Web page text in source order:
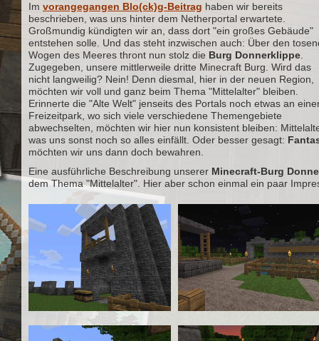
Im vorangegangen Blo(ck)g-Beitrag haben wir bereits
beschrieben, was uns hinter dem Netherportal erwartete.
Großmundig kündigten wir an, dass dort "ein großes Gebäude"
entstehen solle. Und das steht inzwischen auch: Über den
Wogen des Meeres thront nun stolz die Burg Donnerklippe
Zugegeben, unsere mittlerweile dritte Minecraft Burg. Wird das
nicht langweilig? Nein! Denn diesmal, hier in der neuen Region,
möchten wir voll und ganz beim Thema "Mittelalter" bleiben.
Erinnerte die "Alte Welt" jenseits des Portals noch etwas an
Freizeitpark, wo sich viele verschiedene Themengebiete
abwechselten, möchten wir hier nun konsistent bleiben:
was uns sonst noch so alles einfällt. Oder besser gesagt:
möchten wir uns dann doch bewahren.
Eine ausführliche Beschreibung unserer Minecraft-Burg
dem Thema "Mittelalter". Hier aber schon einmal ein paar